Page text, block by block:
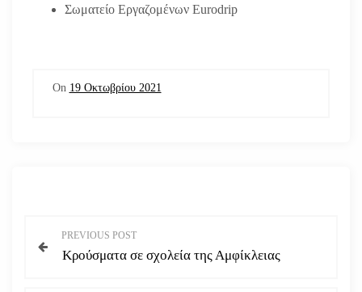
Σωματείο Εργαζομένων Eurodrip
On 19 Οκτωβρίου 2021
PREVIOUS POST
Κρούσματα σε σχολεία της Αμφίκλειας